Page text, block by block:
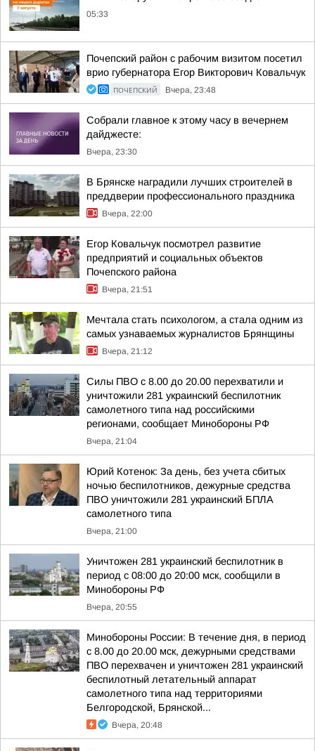
05:33
Почепский район с рабочим визитом посетил
врио губернатора Егор Викторович Ковальчук
ПОЧЕПСКИЙ Вчера, 23:48
Собрали главное к этому часу в вечернем
дайджесте:
Вчера, 23:30
В Брянске наградили лучших строителей в
преддверии профессионального праздника
Вчера, 22:00
Егор Ковальчук посмотрел развитие
предприятий и социальных объектов
Почепского района
Вчера, 21:51
Мечтала стать психологом, а стала одним из
самых узнаваемых журналистов Брянщины
Вчера, 21:12
Силы ПВО с 8.00 до 20.00 перехватили и
уничтожили 281 украинский беспилотник
самолетного типа над российскими
регионами, сообщает Минобороны РФ
Вчера, 21:04
Юрий Котенок: За день, без учета сбитых
ночью беспилотников, дежурные средства
ПВО уничтожили 281 украинский БПЛА
самолетного типа
Вчера, 21:00
Уничтожен 281 украинский беспилотник в
период с 08:00 до 20:00 мск, сообщили в
Минобороны РФ
Вчера, 20:55
Минобороны России: В течение дня, в период
с 8.00 до 20.00 мск, дежурными средствами
ПВО перехвачен и уничтожен 281 украинский
беспилотный летательный аппарат
самолетного типа над территориями
Белгородской, Брянской...
Вчера, 20:48